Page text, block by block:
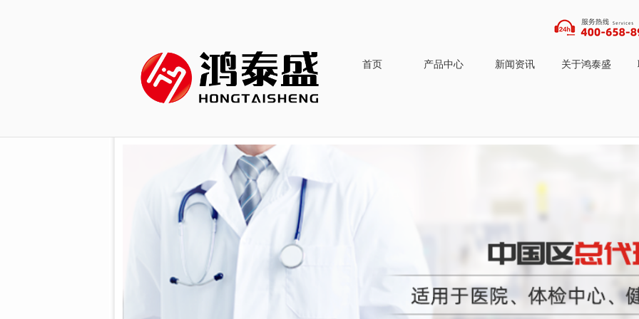
首页 产品中心 新闻资讯 关于鸿泰盛